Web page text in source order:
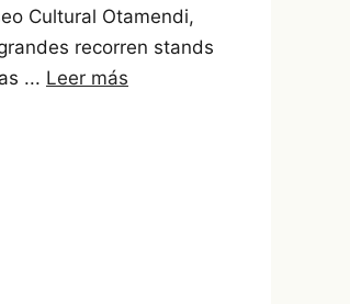
Cultural Otamendi,
recorren stands
... Leer más